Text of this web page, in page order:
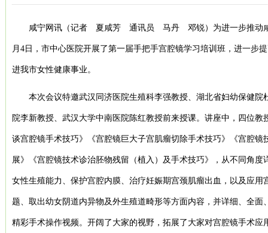
咸宁网讯（记者 夏咸芳 通讯员 马丹 邓锐）为进一步推动咸
月4日，市中心医院开展了第一届手把手宫腔镜学习培训班，进一步
进我市女性健康事业。
本次会议特邀武汉同济医院生殖科李强教授、湖北省妇幼保健院
院李新教授、武汉大学中南医院陈红教授前来授课。讲座中，四位教
谈宫腔镜手术技巧》《宫腔镜巨大子宫肌瘤切除手术技巧》《宫腔镜
展》《宫腔镜技术诊治胚物残留（植入）及手术技巧》，从不同角度
女性生殖能力、保护宫腔内膜、治疗妊娠期宫颈肌瘤出血，以及应用
题、取出幼女阴道内异物及外生殖道畸形等方面内容，并详细、全面
精彩手术操作视频。开阔了大家的视野，拓展了大家对宫腔镜手术应